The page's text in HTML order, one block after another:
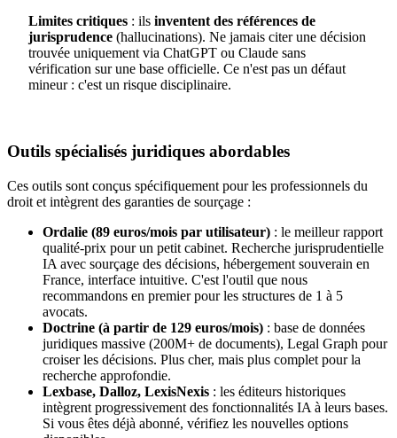
Limites critiques : ils inventent des références de
jurisprudence (hallucinations). Ne jamais citer une décision
trouvée uniquement via ChatGPT ou Claude sans
vérification sur une base officielle. Ce n'est pas un défaut
mineur : c'est un risque disciplinaire.
Outils spécialisés juridiques abordables
Ces outils sont conçus spécifiquement pour les professionnels du
droit et intègrent des garanties de sourçage :
Ordalie (89 euros/mois par utilisateur) : le meilleur rapport
qualité-prix pour un petit cabinet. Recherche jurisprudentielle
IA avec sourçage des décisions, hébergement souverain en
France, interface intuitive. C'est l'outil que nous
recommandons en premier pour les structures de 1 à 5
avocats.
Doctrine (à partir de 129 euros/mois) : base de données
juridiques massive (200M+ de documents), Legal Graph pour
croiser les décisions. Plus cher, mais plus complet pour la
recherche approfondie.
Lexbase, Dalloz, LexisNexis : les éditeurs historiques
intègrent progressivement des fonctionnalités IA à leurs bases.
Si vous êtes déjà abonné, vérifiez les nouvelles options